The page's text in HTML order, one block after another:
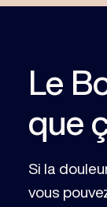
Le
que
Si la
vous